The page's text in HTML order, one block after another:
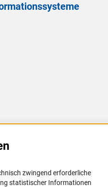
zwingend erforderliche
statistischer Informationen